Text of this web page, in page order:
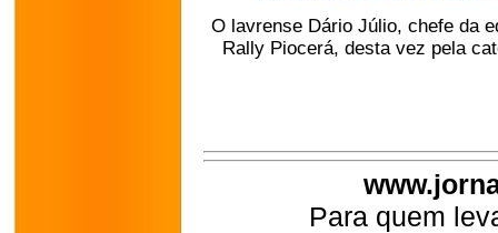
O lavrense Dário Júlio, chefe da
Rally Piocerá, desta vez pela
Para quem